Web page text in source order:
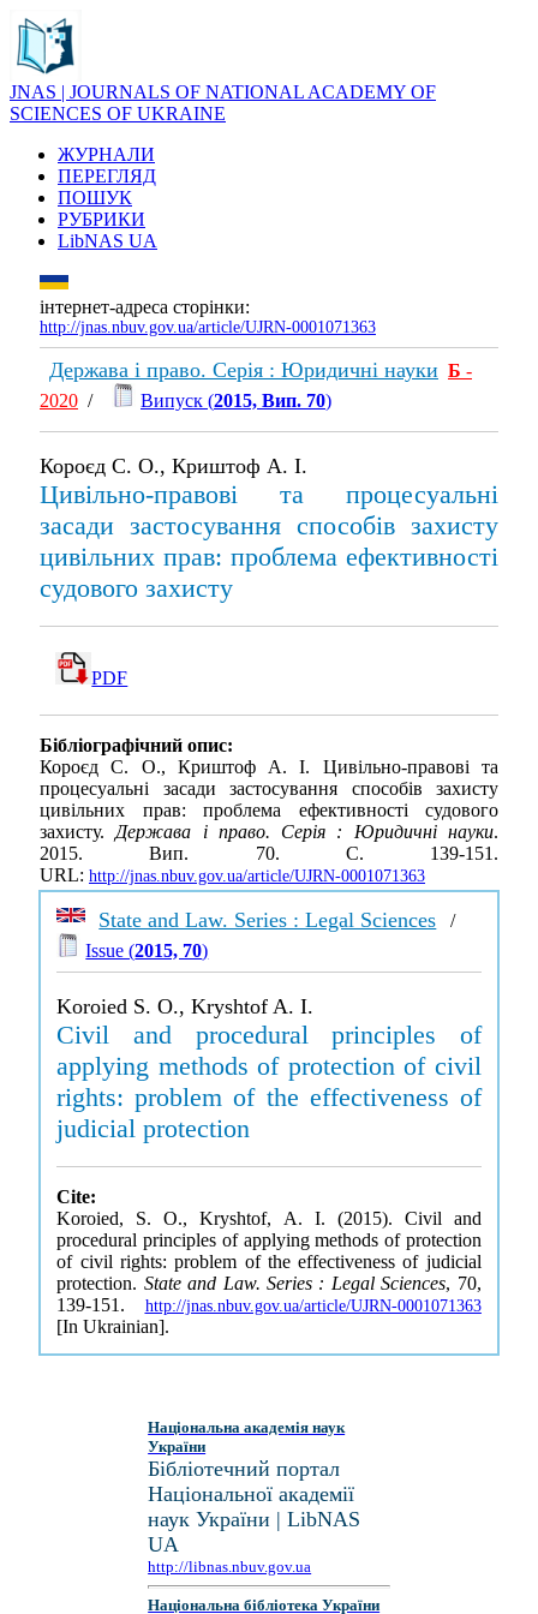
JNAS | JOURNALS OF NATIONAL ACADEMY OF
SCIENCES OF UKRAINE
ЖУРНАЛИ
ПЕРЕГЛЯД
ПОШУК
РУБРИКИ
LibNAS UA
інтернет-адреса сторінки:
http://jnas.nbuv.gov.ua/article/UJRN-0001071363
Держава і право. Серія : Юридичні науки Б -
2020 / Випуск (2015, Вип. 70)
Короєд С. О., Криштоф А. І.
Цивільно-правові та процесуальні
засади застосування способів захисту
цивільних прав: проблема ефективності
судового захисту
PDF
Бібліографічний опис:
Короєд С. О., Криштоф А. І. Цивільно-правові та
процесуальні засади застосування способів захисту
цивільних прав: проблема ефективності судового
захисту.Держава і право. Серія : Юридичні науки.
2015. Вип. 70. С. 139-151.
URL: http://jnas.nbuv.gov.ua/article/UJRN-0001071363
State and Law. Series : Legal Sciences /
Issue (2015, 70)
Koroied S. O., Kryshtof A. I.
Civil and procedural principles of
applying methods of protection of civil
rights: problem of the effectiveness of
judicial protection
Cite:
Koroied, S. O., Kryshtof, A. I. (2015). Civil and
procedural principles of applying methods of protection
of civil rights: problem of the effectiveness of judicial
protection. State and Law. Series : Legal Sciences, 70,
139-151. http://jnas.nbuv.gov.ua/article/UJRN-0001071363
[In Ukrainian].
Національна академія наук
України
Бібліотечний портал
Національної академії
наук України | LibNAS
UA
http://libnas.nbuv.gov.ua
Національна бібліотека України